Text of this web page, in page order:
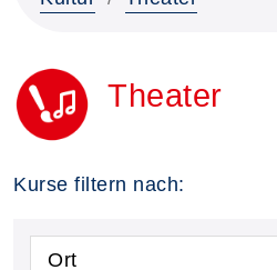
Theater
Kurse filtern nach:
Ort